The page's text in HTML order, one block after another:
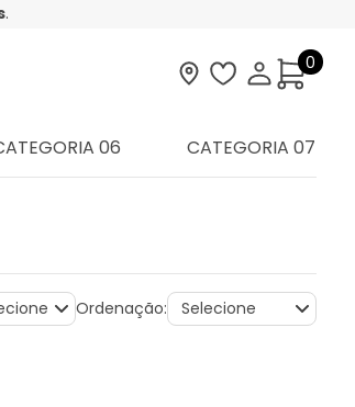
.
Visite nossa loja
Lista deMinha
0
06 CATEGORIA 07
Ordenação: